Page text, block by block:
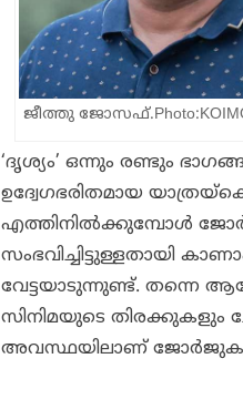
ജീത്തു
‘ദൃശ്യം’ ഒന്നും രണ്ടും
ഉദ്വേഗഭരിതമായ
എത്തിനിൽക്കുമ്പോൾ
സംഭവിച്ചിട്ടുള്ളതായി
വേട്ടയാടുന്നുണ്ട്. തന്നെ
സിനിമയുടെ തിരക്കുകളും
അവസ്ഥയിലാണ്